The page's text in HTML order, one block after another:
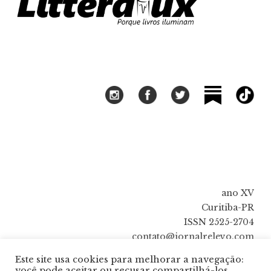
ano XV
Curitiba-PR
ISSN 2525-2704
contato@jornalrelevo.com
Este site usa cookies para melhorar a navegação: